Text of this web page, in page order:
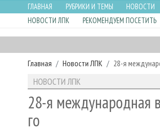
ГЛАВНАЯ РУБРИКИ И ТЕМЫ НОВОСТИ
НОВОСТИ ЛПК
РЕКОМЕНДУЕМ ПОСЕТИТЬ
Главная Новости ЛПК 28-я
НОВОСТИ ЛПК
28-я международная
го